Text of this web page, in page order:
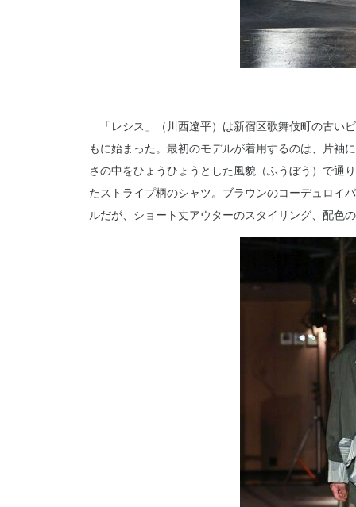
「レシス」（川西遼平）は新宿区歌舞伎町の古い
もに始まった。最初のモデルが着用するのは、片袖
さの中をひょうひょうとした風貌（ふうぼう）で通
たストライプ柄のシャツ。ブラウンのコーデュロイ
ルだが、ショート丈アウターのスタイリング、配色